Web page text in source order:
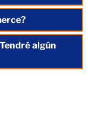
algún